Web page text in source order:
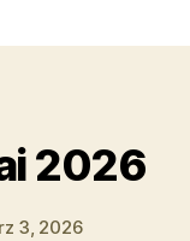
2026
3, 2026